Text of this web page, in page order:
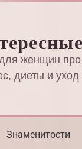
женщин
диеты и уход
Знаменитости